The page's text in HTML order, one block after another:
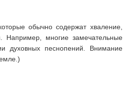
обычно содержат хваление,
Например, многие замечательные
духовных песнопений. Внимание